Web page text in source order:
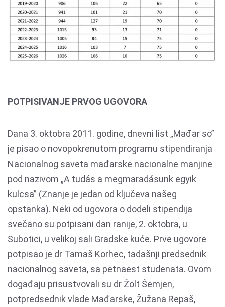
POTPISIVANJE PRVOG UGOVORA
Dana 3. oktobra 2011. godine, dnevni list „Mađar so”
je pisao o novopokrenutom programu stipendiranja
Nacionalnog saveta mađarske nacionalne manjine
pod nazivom „A tudás a megmaradásunk egyik
kulcsa” (Znanje je jedan od ključeva našeg
opstanka). Neki od ugovora o dodeli stipendija
svečano su potpisani dan ranije, 2. oktobra, u
Subotici, u velikoj sali Gradske kuće. Prve ugovore
potpisao je dr Tamaš Korhec, tadašnji predsednik
nacionalnog saveta, sa petnaest studenata. Ovom
događaju prisustvovali su dr Žolt Šemjen,
potpredsednik vlade Mađarske, Žužana Repaš,